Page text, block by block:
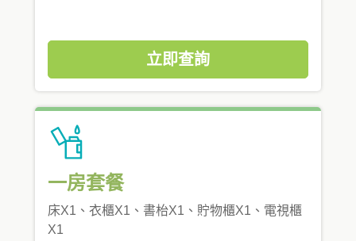
立即查詢
一房套餐
床X1、衣櫃X1、書枱X1、貯物櫃X1、電視櫃
X1